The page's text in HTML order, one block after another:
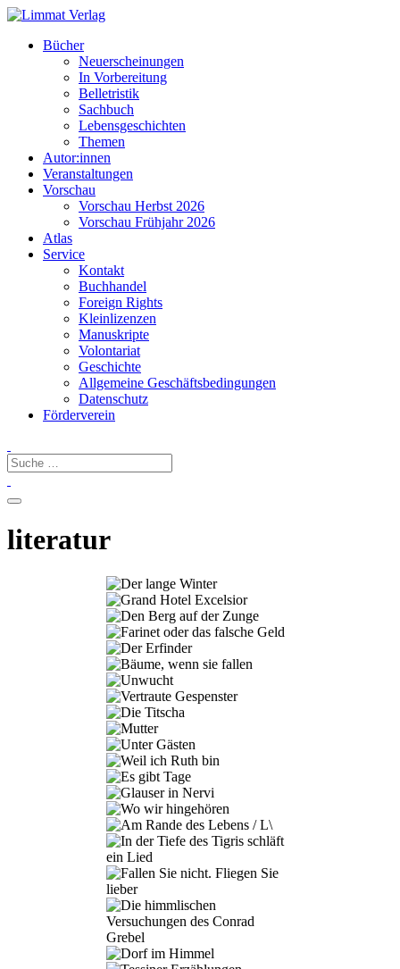
Bücher
Neuerscheinungen
In Vorbereitung
Belletristik
Sachbuch
Lebensgeschichten
Themen
Autor:innen
Veranstaltungen
Vorschau
Vorschau Herbst 2026
Vorschau Frühjahr 2026
Atlas
Service
Kontakt
Buchhandel
Foreign Rights
Kleinlizenzen
Manuskripte
Volontariat
Geschichte
Allgemeine Geschäftsbedingungen
Datenschutz
Förderverein
literatur